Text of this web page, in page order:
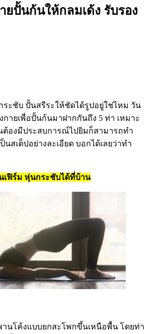
ยปั้นก้นให้กลมเด้ง รับรอง
ระชับ ปั้นสรีระให้ชัดได้รูปอยู่ใช่ไหม วัน
กายเพื่อปั้นก้นมาฝากกันถึง 5 ท่า เหมาะ
ต้องมีประสบการณ์ไปยิมก็สามารถทำ
นสเต็ปอย่างละเอียด บอกได้เลยว่าทำ
เฟิร์ม หุ่นกระชับได้ที่บ้าน
นโค้งแบบยกสะโพกขึ้นเหนือพื้น โดยท่า